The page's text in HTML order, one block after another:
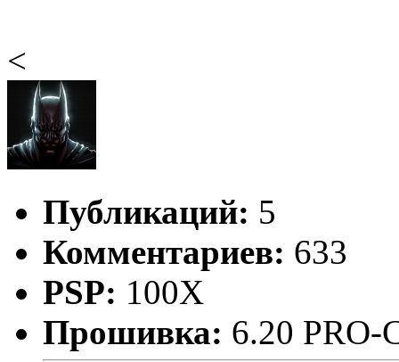
<
Публикаций: 5
Комментариев: 633
PSP: 100X
Прошивка: 6.20 PRO-